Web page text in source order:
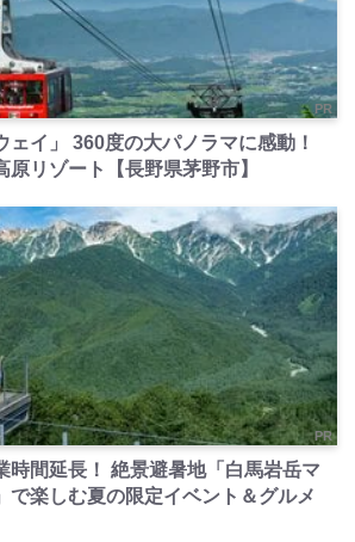
PR
ェイ」 360度の大パノラマに感動！
リゾート【長野県茅野市】
PR
時間延長！ 絶景避暑地「白馬岩岳マ
で楽しむ夏の限定イベント＆グルメ